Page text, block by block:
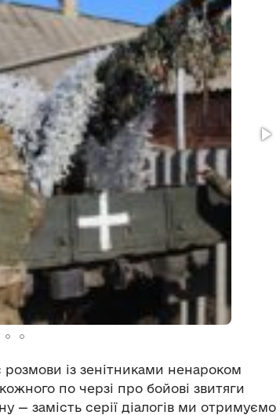
із зенітниками ненароком
по черзі про бойові звитяги
­— замість серії діалогів ми отримуємо